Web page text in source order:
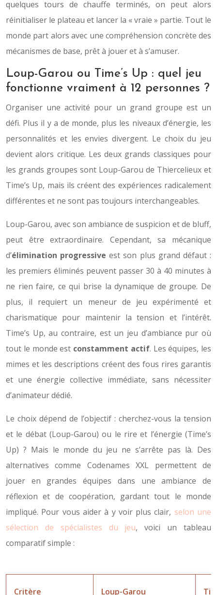
quelques tours de chauffe terminés, on peut alors
réinitialiser le plateau et lancer la « vraie » partie. Tout le
monde part alors avec une compréhension concrète des
mécanismes de base, prêt à jouer et à s’amuser.
Loup-Garou ou Time’s Up : quel jeu
fonctionne vraiment à 12 personnes ?
Organiser une activité pour un grand groupe est un
défi. Plus il y a de monde, plus les niveaux d’énergie, les
personnalités et les envies divergent. Le choix du jeu
devient alors critique. Les deux grands classiques pour
les grands groupes sont Loup-Garou de Thiercelieux et
Time’s Up, mais ils créent des expériences radicalement
différentes et ne sont pas toujours interchangeables.
Loup-Garou, avec son ambiance de suspicion et de bluff,
peut être extraordinaire. Cependant, sa mécanique
d’élimination progressive est son plus grand défaut :
les premiers éliminés peuvent passer 30 à 40 minutes à
ne rien faire, ce qui brise la dynamique de groupe. De
plus, il requiert un meneur de jeu expérimenté et
charismatique pour maintenir la tension et l’intérêt.
Time’s Up, au contraire, est un jeu d’ambiance pur où
tout le monde est constamment actif. Les équipes, les
mimes et les descriptions créent des fous rires garantis
et une énergie collective immédiate, sans nécessiter
d’animateur dédié.
Le choix dépend de l’objectif : cherchez-vous la tension
et le débat (Loup-Garou) ou le rire et l’énergie (Time’s
Up) ? Mais le monde du jeu ne s’arrête pas là. Des
alternatives comme Codenames XXL permettent de
jouer en grandes équipes dans une ambiance de
réflexion et de coopération, gardant tout le monde
impliqué. Pour vous aider à y voir plus clair, selon une
sélection de spécialistes du jeu, voici un tableau
comparatif simple :
Critère Loup-Garou